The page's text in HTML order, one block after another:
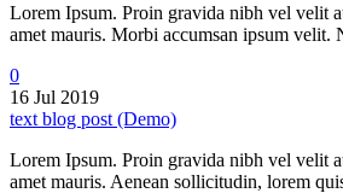
Lorem Ipsum. Proin gravida nibh vel velit
amet mauris. Morbi accumsan ipsum velit.
0
16 Jul 2019
text blog post (Demo)
Lorem Ipsum. Proin gravida nibh vel velit
amet mauris. Aenean sollicitudin, lorem